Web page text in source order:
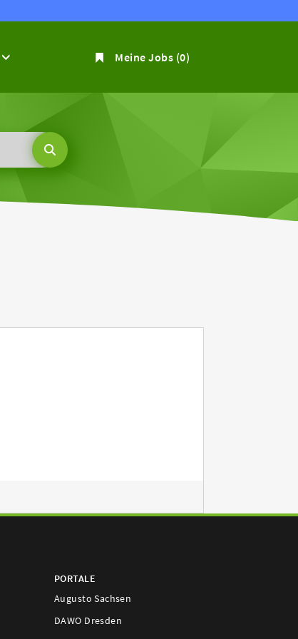
Meine Jobs (0)
PORTALE
Augusto Sachsen
DAWO Dresden